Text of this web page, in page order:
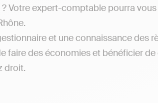
Votre expert-comptable pourra vous
et une connaissance des
faire des économies et bénéficier
droit.